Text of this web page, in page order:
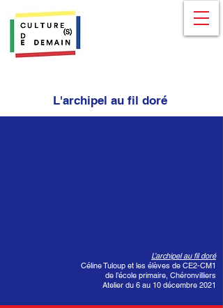
L'archipel au fil doré
L’archipel au fil doré
Céline Tuloup et les élèves de CE2-CM1
de l’école primaire, Chéronvilliers
Atelier du 6 au 10 décembre 2021